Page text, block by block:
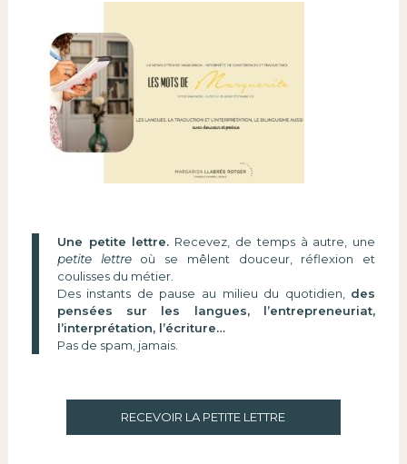
Une petite lettre. Recevez, de temps à autre, une
petite lettreoù se mêlent douceur, réflexion et
coulisses du métier.
Des instants de pause au milieu du quotidien, des
pensées sur les langues, l’entrepreneuriat,
l’interprétation, l’écriture…
Pas de spam, jamais.
RECEVOIR LA PETITE LETTRE